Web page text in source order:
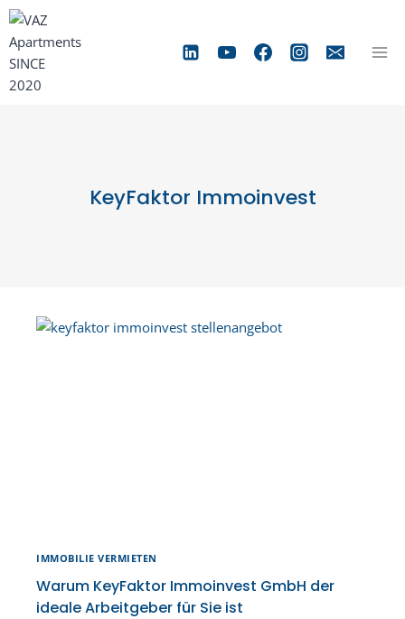
Zum
springen
KeyFaktor Immoinvest
IMMOBILIE VERMIETEN
Warum KeyFaktor Immoinvest GmbH der
ideale Arbeitgeber für Sie ist